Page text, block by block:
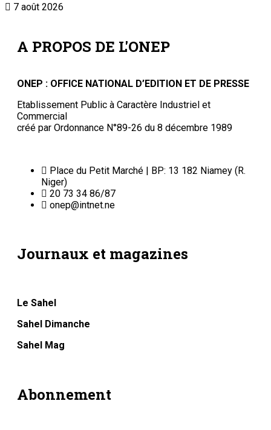
7 août 2026
A PROPOS DE L'ONEP
ONEP : OFFICE NATIONAL D’EDITION ET DE PRESSE
Etablissement Public à Caractère Industriel et
Commercial
créé par Ordonnance N°89-26 du 8 décembre 1989
Place du Petit Marché | BP: 13 182 Niamey (R.
Niger)
20 73 34 86/87
onep@intnet.ne
Journaux et magazines
Le Sahel
Sahel Dimanche
Sahel Mag
Abonnement